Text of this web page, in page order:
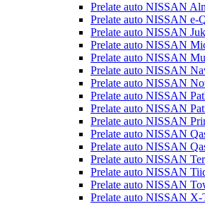
Prelate auto NISSAN
Prelate auto NISSAN e-
Prelate auto NISSAN
Prelate auto NISSAN
Prelate auto NISSAN
Prelate auto NISSAN
Prelate auto NISSAN
Prelate auto NISSAN
Prelate auto NISSAN
Prelate auto NISSAN
Prelate auto NISSAN
Prelate auto NISSAN
Prelate auto NISSAN
Prelate auto NISSAN
Prelate auto NISSAN
Prelate auto NISSAN X-